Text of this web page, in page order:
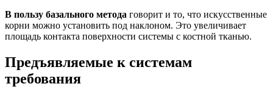
В пользу базального метода говорит и то, что искусственные
корни можно установить под наклоном. Это увеличивает
площадь контакта поверхности системы с костной тканью.
Предъявляемые к системам
требования